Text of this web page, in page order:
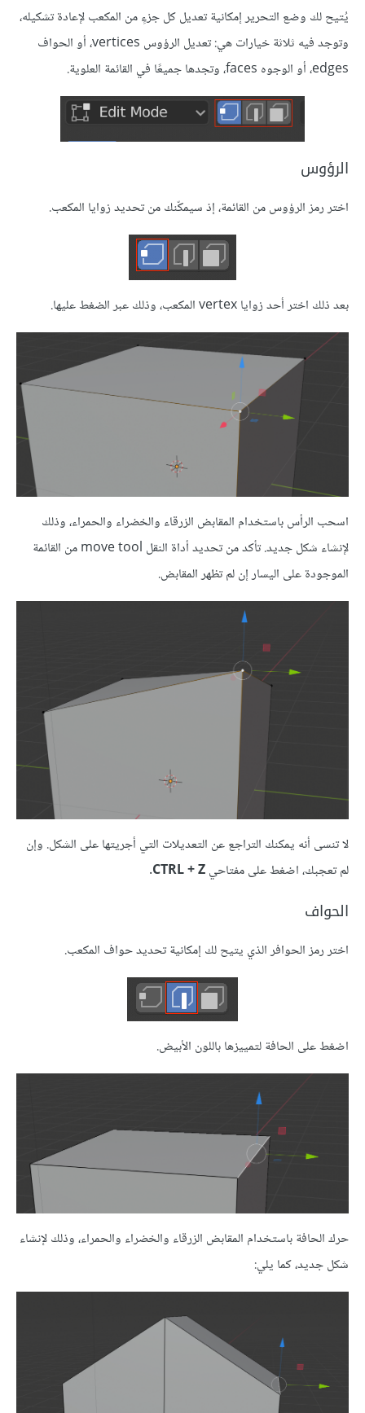
يُتيح لك وضع التحرير إمكانية تعديل كل جزءٍ من المكعب لإعادة تشكيله،
وتوجد فيه ثلاثة خيارات هي: تعديل الرؤوس vertices، أو الحواف
edges، أو الوجوه faces، وتجدها جميعًا في القائمة العلوية.
الرؤوس
اختر رمز الرؤوس من القائمة، إذ سيمكّنك من تحديد زوايا المكعب.
بعد ذلك اختر أحد زوايا vertex المكعب، وذلك عبر الضغط عليها.
اسحب الرأس باستخدام المقابض الزرقاء والخضراء والحمراء، وذلك
لإنشاء شكل جديد. تأكد من تحديد أداة النقل move tool من القائمة
الموجودة على اليسار إن لم تظهر المقابض.
لا تنسى أنه يمكنك التراجع عن التعديلات التي أجريتها على الشكل. وإن
لم تعجبك، اضغط على مفتاحيCTRL + Z
.
الحواف
اختر رمز الحوافر الذي يتيح لك إمكانية تحديد حواف المكعب.
اضغط على الحافة لتمييزها باللون الأبيض.
حرك الحافة باستخدام المقابض الزرقاء والخضراء والحمراء، وذلك لإنشاء
شكل جديد، كما يلي: